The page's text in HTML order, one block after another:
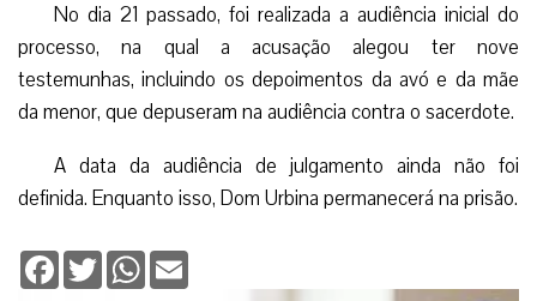
No dia 21 passado, foi realizada a audiência inicial do
processo, na qual a acusação alegou ter nove
testemunhas, incluindo os depoimentos da avó e da mãe
da menor, que depuseram na audiência contra o sacerdote.
A data da audiência de julgamento ainda não foi
definida. Enquanto isso, Dom Urbina permanecerá na prisão.
Facebook
TwitterWhatsApp